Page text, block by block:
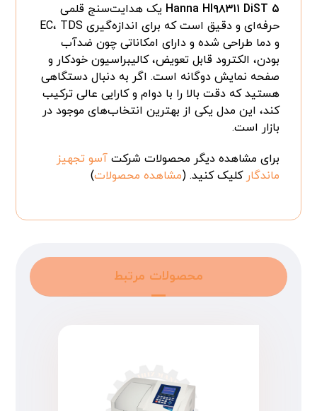
Hanna HI۹۸۳۱۱ DiST ۵ یک هدایت‌سنج قلمی
حرفه‌ای و دقیق است که برای اندازه‌گیری EC، TDS
و دما طراحی شده و دارای امکاناتی چون ضدآب
بودن، الکترود قابل تعویض، کالیبراسیون خودکار و
صفحه نمایش دوگانه است. اگر به دنبال دستگاهی
هستید که دقت بالا را با دوام و کارایی عالی ترکیب
کند، این مدل یکی از بهترین انتخاب‌های موجود در
بازار است.
برای مشاهده دیگر محصولات شرکتآسو تجهیز
ماندگار کلیک کنید. (مشاهده محصولات)
محصولات مرتبط